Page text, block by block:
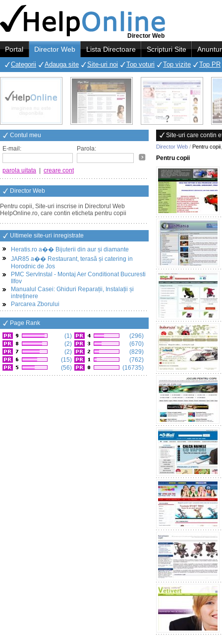
Director Web
Portal Director Web Lista Directoare Scripturi Site
Categorii Adauga site Site-uri noi Top voturi Top vizite Top PR
Contul meu
E-mail:
Parola:
parola uitata creare cont
Director Web
Pentru copii, Site-uri inscrise in Directorul Web
HelpOnline.ro, care contin eticheta pentru copii
Ultimele site-uri inregistrate
Heratis.ro a�� Bijuterii din aur și diamante
JAR85 a�� Restaurant, terasă și catering in
Horodnic de Jos
PMC ServInstal - Montaj Aer Conditionat Bucuresti
Ilfov
Manualul Casei: Ghiduri Reparații, Instalații și
intreținere
Parcarea Zborului
Page Rank
(1)
(2)
(2)
(15)
(56)
(296)
(670)
(829)
(762)
(16735)
Site-uri care contin
Director Web / Pentru copii
Pentru copii